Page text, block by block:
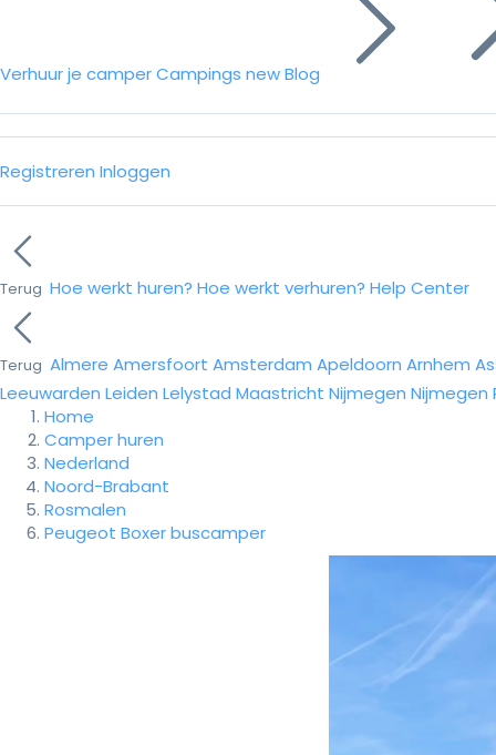
Verhuur je camperCampings newBlog
Registreren Inloggen
Terug Hoe werkt huren? Hoe werkt verhuren? Help Center
Terug Almere Amersfoort Amsterdam Apeldoorn Arnhem
Leeuwarden Leiden Lelystad Maastricht Nijmegen Nijmegen
Home
Camper huren
Nederland
Noord-Brabant
Rosmalen
Peugeot Boxer buscamper